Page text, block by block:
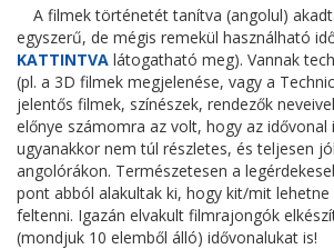
A filmek történetét tanítva (angolul)
egyszerű, de mégis remekül használható
KATTINTVA látogatható meg). Vannak
(pl. a 3D filmek megjelenése, vagy a
jelentős filmek, színészek, rendezők
előnye számomra az volt, hogy az idővonal
ugyanakkor nem túl részletes, és teljesen
angolórákon. Természetesen a
pont abból alakultak ki, hogy kit/mit lehetne
feltenni. Igazán elvakult filmrajongók
(mondjuk 10 elemből álló) idővonalukat is!